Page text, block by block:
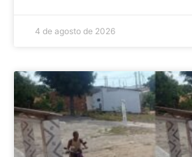
4 de agosto de 2026